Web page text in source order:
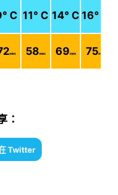
° C 11° C 14° C 16° C
mm 58mm 69mm 75mm
：
Twitter